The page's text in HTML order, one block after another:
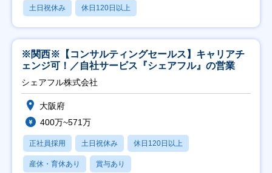
土日祝休み 休日120日以上
※関西※【コンサルティングセールス】キャリアチ
ェンジ可！／自社サービス『シェアフル』の営業
シェアフル株式会社
大阪府
400万~571万
正社員採用 土日祝休み 休日120日以上
産休・育休あり 賞与あり